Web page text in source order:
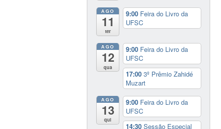
AGO
11
ter
9:00 Feira do Livro da
UFSC
AGO
12
qua
9:00 Feira do Livro da
UFSC
17:003º Prêmio Zahidé
Muzart
AGO
13
qui
9:00 Feira do Livro da
UFSC
14:30Sessão Especial